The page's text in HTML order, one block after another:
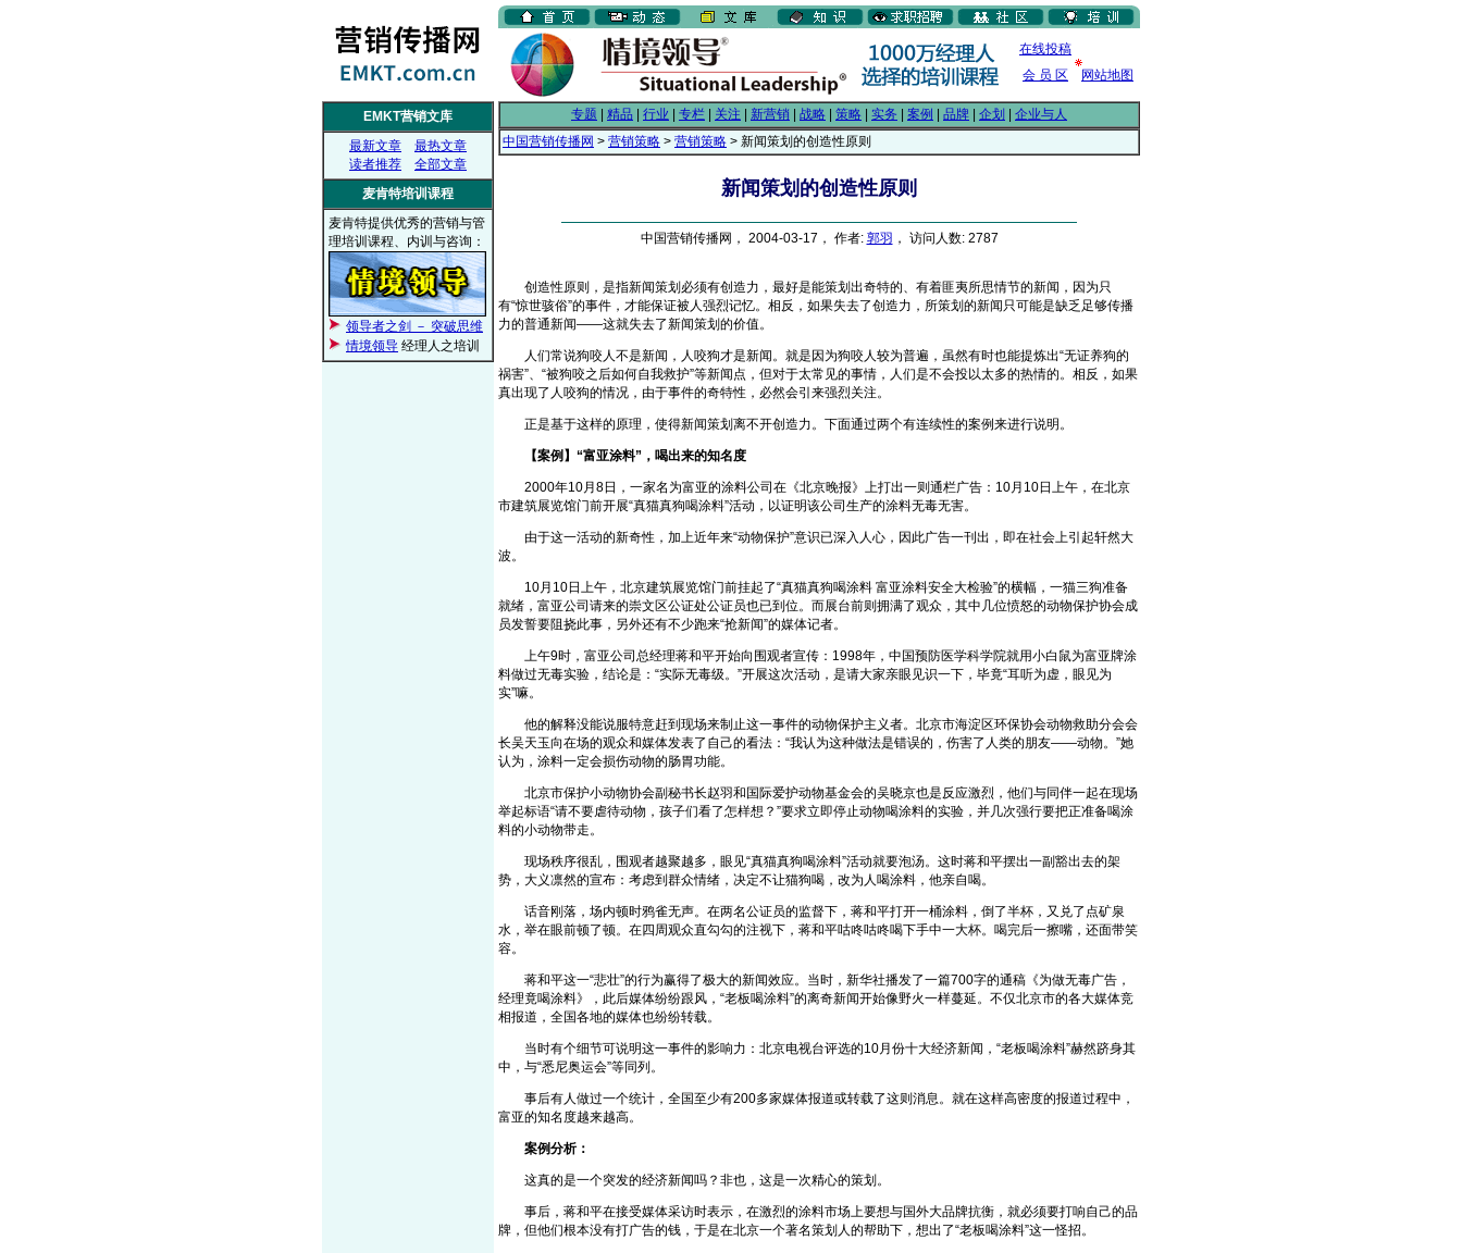
在线投稿
会 员 区
网站地图
EMKT营销文库
最新文章
最热文章
读者推荐
全部文章
麦肯特培训课程
麦肯特提供优秀的营销与管
理培训课程、内训与咨询：
领导者之剑 － 突破思维
情境领导 经理人之培训
专题 精品 行业 专栏 关注 新营销 战略 策略 实务 案例 品牌 企划
企业与人
中国营销传播网 > 营销策略 > 营销策略 > 新闻策划的创造性原则
新闻策划的创造性原则
中国营销传播网， 2004-03-17， 作者: 郭羽 ， 访问人数: 2787
创造性原则，是指新闻策划必须有创造力，最好是能策划出奇特的、有着匪夷所思情节的新闻，因为只
有“惊世骇俗”的事件，才能保证被人强烈记忆。相反，如果失去了创造力，所策划的新闻只可能是缺乏足够传播
力的普通新闻——这就失去了新闻策划的价值。
人们常说狗咬人不是新闻，人咬狗才是新闻。就是因为狗咬人较为普遍，虽然有时也能提炼出“无证养狗的
祸害”、“被狗咬之后如何自我救护”等新闻点，但对于太常见的事情，人们是不会投以太多的热情的。相反，如果
真出现了人咬狗的情况，由于事件的奇特性，必然会引来强烈关注。
正是基于这样的原理，使得新闻策划离不开创造力。下面通过两个有连续性的案例来进行说明。
【案例】“富亚涂料”，喝出来的知名度
2000年10月8日，一家名为富亚的涂料公司在《北京晚报》上打出一则通栏广告：10月10日上午，在北京
市建筑展览馆门前开展“真猫真狗喝涂料”活动，以证明该公司生产的涂料无毒无害。
由于这一活动的新奇性，加上近年来“动物保护”意识已深入人心，因此广告一刊出，即在社会上引起轩然大
波。
10月10日上午，北京建筑展览馆门前挂起了“真猫真狗喝涂料 富亚涂料安全大检验”的横幅，一猫三狗准备
就绪，富亚公司请来的崇文区公证处公证员也已到位。而展台前则拥满了观众，其中几位愤怒的动物保护协会成
员发誓要阻挠此事，另外还有不少跑来“抢新闻”的媒体记者。
上午9时，富亚公司总经理蒋和平开始向围观者宣传：1998年，中国预防医学科学院就用小白鼠为富亚牌涂
料做过无毒实验，结论是：“实际无毒级。”开展这次活动，是请大家亲眼见识一下，毕竟“耳听为虚，眼见为
实”嘛。
他的解释没能说服特意赶到现场来制止这一事件的动物保护主义者。北京市海淀区环保协会动物救助分会会
长吴天玉向在场的观众和媒体发表了自己的看法：“我认为这种做法是错误的，伤害了人类的朋友——动物。”她
认为，涂料一定会损伤动物的肠胃功能。
北京市保护小动物协会副秘书长赵羽和国际爱护动物基金会的吴晓京也是反应激烈，他们与同伴一起在现场
举起标语“请不要虐待动物，孩子们看了怎样想？”要求立即停止动物喝涂料的实验，并几次强行要把正准备喝涂
料的小动物带走。
现场秩序很乱，围观者越聚越多，眼见“真猫真狗喝涂料”活动就要泡汤。这时蒋和平摆出一副豁出去的架
势，大义凛然的宣布：考虑到群众情绪，决定不让猫狗喝，改为人喝涂料，他亲自喝。
话音刚落，场内顿时鸦雀无声。在两名公证员的监督下，蒋和平打开一桶涂料，倒了半杯，又兑了点矿泉
水，举在眼前顿了顿。在四周观众直勾勾的注视下，蒋和平咕咚咕咚喝下手中一大杯。喝完后一擦嘴，还面带笑
容。
蒋和平这一“悲壮”的行为赢得了极大的新闻效应。当时，新华社播发了一篇700字的通稿《为做无毒广告，
经理竟喝涂料》，此后媒体纷纷跟风，“老板喝涂料”的离奇新闻开始像野火一样蔓延。不仅北京市的各大媒体竞
相报道，全国各地的媒体也纷纷转载。
当时有个细节可说明这一事件的影响力：北京电视台评选的10月份十大经济新闻，“老板喝涂料”赫然跻身其
中，与“悉尼奥运会”等同列。
事后有人做过一个统计，全国至少有200多家媒体报道或转载了这则消息。就在这样高密度的报道过程中，
富亚的知名度越来越高。
案例分析：
这真的是一个突发的经济新闻吗？非也，这是一次精心的策划。
事后，蒋和平在接受媒体采访时表示，在激烈的涂料市场上要想与国外大品牌抗衡，就必须要打响自己的品
牌，但他们根本没有打广告的钱，于是在北京一个著名策划人的帮助下，想出了“老板喝涂料”这一怪招。